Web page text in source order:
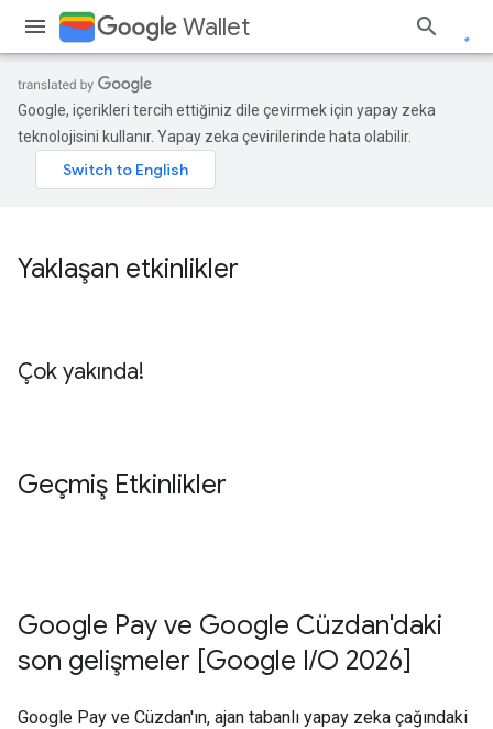
Wallet
Google, içerikleri tercih ettiğiniz dile çevirmek için yapay zeka
teknolojisini kullanır. Yapay zeka çevirilerinde hata olabilir.
Yaklaşan etkinlikler
Çok yakında!
Geçmiş Etkinlikler
Google Pay ve Google Cüzdan'daki
son gelişmeler [Google I/O 2026]
Google Pay ve Cüzdan'ın, ajan tabanlı yapay zeka çağındaki